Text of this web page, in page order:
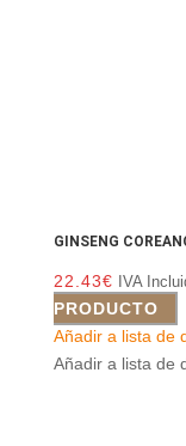
GINSENG
22.43€ IVA
PRODUCTO
Añadir a lista de
Añadir a lista de